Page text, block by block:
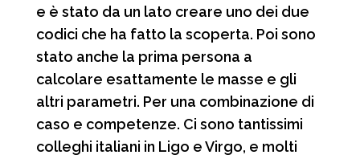
e è stato da un lato creare uno dei due
codici che ha fatto la scoperta. Poi sono
stato anche la prima persona a
calcolare esattamente le masse e gli
altri parametri. Per una combinazione di
caso e competenze. Ci sono tantissimi
colleghi italiani in Ligo e Virgo, e molti